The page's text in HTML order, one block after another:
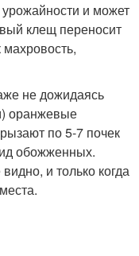
и может
клещ переносит
не дожидаясь
оранжевые
по 5-7 почек
обожженных.
и только когда